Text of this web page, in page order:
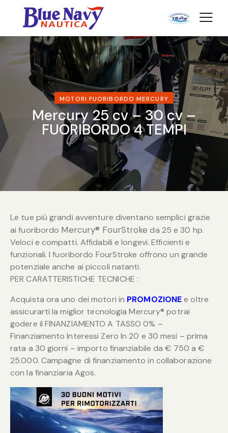
MOTORI FUORIBORDO MERCURY
Mercury 25 cv – 30 cv –
FUORIBORDO 4 TEMPI
Le tue più grandi avventure diventano semplici grazie
ai fuoribordo Mercury® FourStroke da 25 e 30 hp.
Veloci e compatti. Affidabili e longevi. Efficienti e
funzionali. I fuoribordo FourStroke offrono un grande
potenziale anche ai piccoli natanti.
PER CARATTERISTICHE TECNICHE :
Acquista ora uno dei motori in PROMOZIONEe oltre
assicurarti la miglior tecnologia Mercury® potrai
godere il FINANZIAMENTO A TASSO 0% –
Finanziamento Interessi Zero In 20 e 30 mesi – prima
rata a 30 giorni – importo finanziabile da € 750 a €
25.000. Campagne di finanziamento in collaborazione
con la finanziaria Agos.